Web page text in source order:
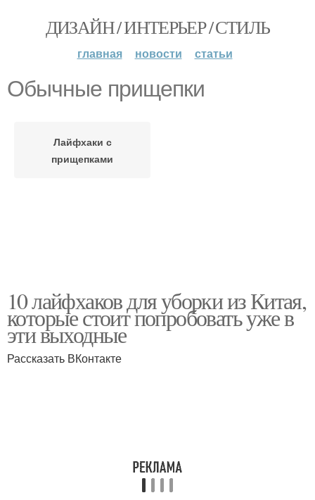
ДИЗАЙН / ИНТЕРЬЕР / СТИЛЬ
главная новости статьи
Обычные прищепки
Лайфхаки с
прищепками
10 лайфхаков для уборки из Китая,
которые стоит попробовать уже в
эти выходные
Рассказать ВКонтакте